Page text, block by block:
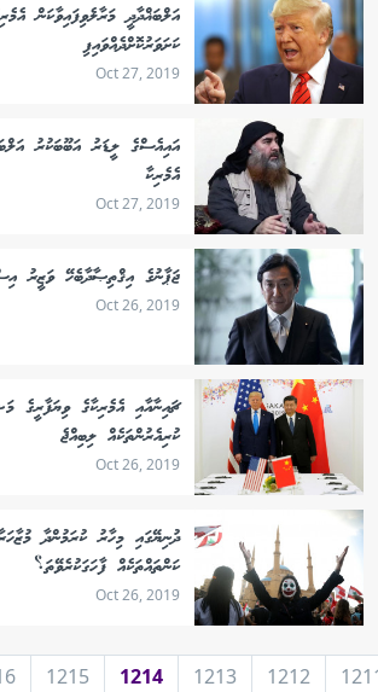
އަލްބަޣްދާދީ މަރާލެވިފައިވާކަން
ކަށަވަރުކޮށްދެއްވައިފި
Oct 27, 2019
އައިއެސްގެ ލީޑަރު އަބޫބަކުރު
އެމެރިކާ
Oct 27, 2019
ޖަޕާނުގެ އިޤްތިޞާދާބެހޭ ވަޒީރު
Oct 26, 2019
ޗައިނާއާއި އެމެރިކާގެ ވިޔަފާރީގެ
ކުރިއެރުންތަކެއް ލިބިއްޖެ
Oct 26, 2019
ދުނިޔޭގައި މިހާރު ކުރަމުންދާ
ކަންތައްތަކެއް ފާހަގަކުރެވޭތަ؟
Oct 26, 2019
1212
1213
1214
1215